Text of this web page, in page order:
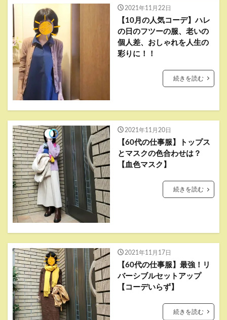
2021年11月22日
【10月の人気コーデ】ハレ
の日のフツーの服、老いの
個人差、おしゃれを人生の
彩りに！！
続きを読む
2021年11月20日
【60代の仕事服】トップス
とマスクの色合わせは？
【血色マスク】
続きを読む
2021年11月17日
【60代の仕事服】最強！リ
バーシブルセットアップ
【コーデいらず】
続きを読む